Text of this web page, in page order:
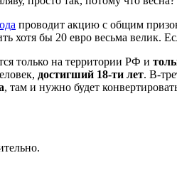
проводит акцию с общим
хотя бы 20 евро весьма велик.
только на территории РФ и
достигший 18-ти лет. В-
, там и нужно будет